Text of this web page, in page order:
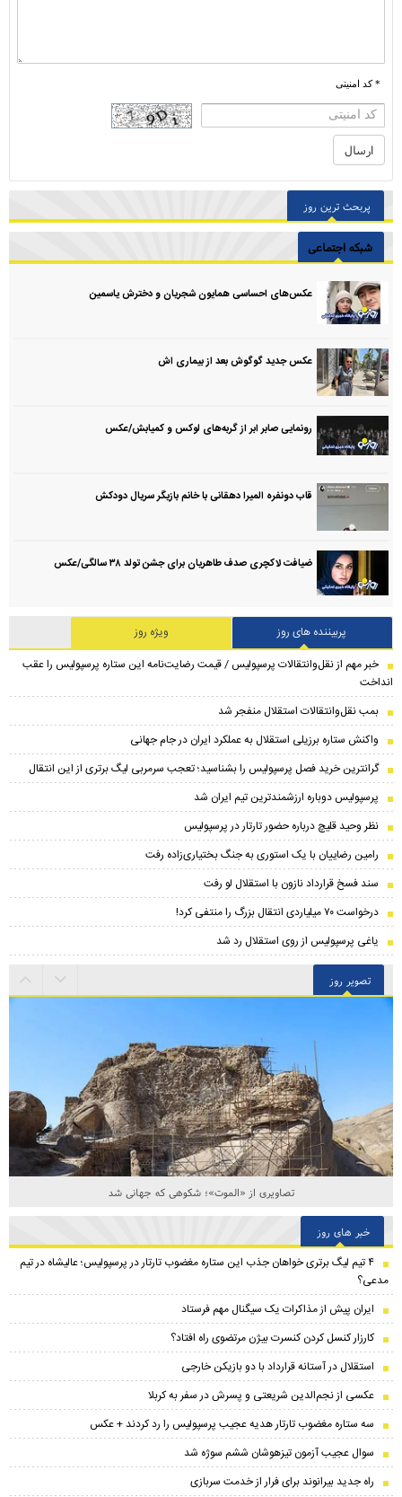
* کد امنیتی
پربحث ترین روز
شبکه اجتماعی
عکس‌های احساسی همایون شجریان و دخترش یاسمین
عکس جدید گوگوش بعد از بیماری اش
رونمایی صابر ابر از گربه‌های لوکس و کمیابش/عکس
قاب دونفره المیرا دهقانی با خانم بازیگر سریال دودکش
ضیافت لاکچری صدف طاهریان برای جشن تولد ۳۸ سالگی‌/عکس
پربیننده های روز
ویژه روز
خبر مهم از نقل‌وانتقالات پرسپولیس / قیمت رضایت‌نامه این ستاره پرسپولیس را عقب
انداخت
بمب نقل‌وانتقالات استقلال منفجر شد
واکنش ستاره برزیلی استقلال به عملکرد ایران در جام جهانی
گرانترین خرید فصل پرسپولیس را بشناسید؛ تعجب سرمربی لیگ برتری از این انتقال
پرسپولیس دوباره ارزشمندترین تیم ایران شد
نظر وحید قلیچ درباره حضور تارتار در پرسپولیس
رامین رضاییان با یک استوری به جنگ بختیاری‌زاده رفت
سند فسخ قرارداد نازون با استقلال لو رفت
درخواست ۷۰ میلیاردی انتقال بزرگ را منتفی کرد!
یاغی پرسپولیس از روی استقلال رد شد
تصویر روز
تصاویری از «الموت»؛ شکوهی که جهانی شد
خبر های روز
۴ تیم لیگ برتری خواهان جذب این ستاره مغضوب تارتار در پرسپولیس؛‌ عالیشاه در تیم
مدعی؟
ایران پیش از مذاکرات یک سیگنال مهم فرستاد
کارزار کنسل کردن کنسرت بیژن مرتضوی راه افتاد؟
استقلال در آستانه قرارداد با دو بازیکن خارجی
عکسی از نجم‌الدین شریعتی و پسرش در سفر به کربلا
سه ستاره مغضوب تارتار هدیه عجیب پرسپولیس را رد کردند + عکس
سوال عجیب آزمون تیزهوشان ششم سوژه شد
راه جدید بیرانوند برای فرار از خدمت سربازی